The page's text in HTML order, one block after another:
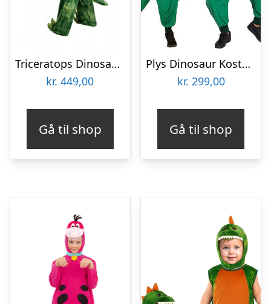
Triceratops Dinosaur Onesie Børnekostume
kr. 449,00
Gå til shop
Plys Dinosaur Kostume
kr. 299,00
Gå til shop